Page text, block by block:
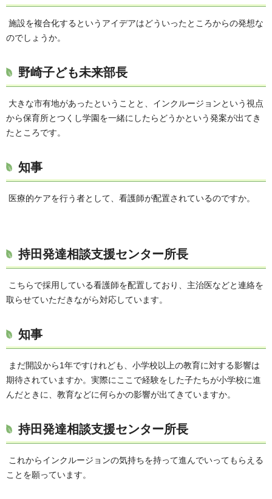
施設を複合化するというアイデアはどういったところからの発想な
のでしょうか。
野崎子ども未来部長
大きな市有地があったということと、インクルージョンという視点
から保育所とつくし学園を一緒にしたらどうかという発案が出てき
たところです。
知事
医療的ケアを行う者として、看護師が配置されているのですか。
持田発達相談支援センター所長
こちらで採用している看護師を配置しており、主治医などと連絡を
取らせていただきながら対応しています。
知事
まだ開設から1年ですけれども、小学校以上の教育に対する影響は
期待されていますか。実際にここで経験をした子たちが小学校に進
んだときに、教育などに何らかの影響が出てきていますか。
持田発達相談支援センター所長
これからインクルージョンの気持ちを持って進んでいってもらえる
ことを願っています。